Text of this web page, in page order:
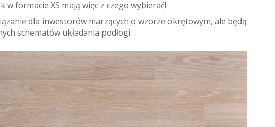
w formacie XS mają więc z czego wybierać!
dla inwestorów marzących o wzorze okrętowym, ale będą
schematów układania podłogi.